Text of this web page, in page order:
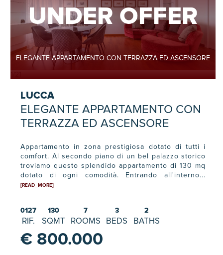
UNDER OFFER
ELEGANTE APPARTAMENTO CON TERRAZZA ED ASCENSORE
LUCCA
ELEGANTE APPARTAMENTO CON
TERRAZZA ED ASCENSORE
Appartamento in zona prestigiosa dotato di tutti i
comfort. Al secondo piano di un bel palazzo storico
troviamo questo splendido appartamento di 130 mq
dotato di ogni comodità. Entrando all'interno...
[READ_MORE]
0127
RIF.
130
SQMT
7
ROOMS
3
BEDS
2
BATHS
€ 800.000